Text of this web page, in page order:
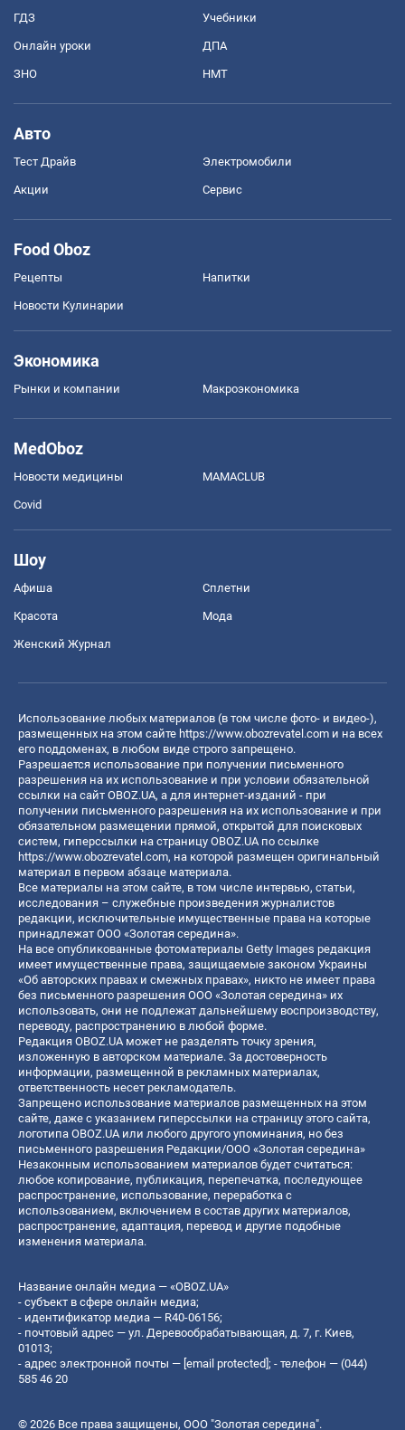
ГДЗ Учебники
Онлайн уроки ДПА
ЗНО НМТ
Авто
Тест Драйв Электромобили
Акции Сервис
Food Oboz
Рецепты Напитки
Новости Кулинарии
Экономика
Рынки и компании Mакроэкономика
MedOboz
Новости медицины MAMACLUB
Covid
Шоу
Афиша Сплетни
Красота Мода
Женский Журнал
Использование любых материалов (в том числе фото- и видео-),
размещенных на этом сайте https://www.obozrevatel.com и на всех
его поддоменах, в любом виде строго запрещено.
Разрешается использование при получении письменного
разрешения на их использование и при условии обязательной
ссылки на сайт OBOZ.UA, а для интернет-изданий - при
получении письменного разрешения на их использование и при
обязательном размещении прямой, открытой для поисковых
систем, гиперссылки на страницу OBOZ.UA по ссылке
https://www.obozrevatel.com, на которой размещен оригинальный
материал в первом абзаце материала.
Все материалы на этом сайте, в том числе интервью, статьи,
исследования – служебные произведения журналистов
редакции, исключительные имущественные права на которые
принадлежат ООО «Золотая середина».
На все опубликованные фотоматериалы Getty Images редакция
имеет имущественные права, защищаемые законом Украины
«Об авторских правах и смежных правах», никто не имеет права
без письменного разрешения ООО «Золотая середина» их
использовать, они не подлежат дальнейшему воспроизводству,
переводу, распространению в любой форме.
Редакция OBOZ.UA может не разделять точку зрения,
изложенную в авторском материале. За достоверность
информации, размещенной в рекламных материалах,
ответственность несет рекламодатель.
Запрещено использование материалов размещенных на этом
сайте, даже с указанием гиперссылки на страницу этого сайта,
логотипа OBOZ.UA или любого другого упоминания, но без
письменного разрешения Редакции/ООО «Золотая середина»
Незаконным использованием материалов будет считаться:
любое копирование, публикация, перепечатка, последующее
распространение, использование, переработка с
использованием, включением в состав других материалов,
распространение, адаптация, перевод и другие подобные
изменения материала.
Название онлайн медиа — «OBOZ.UA»
- субъект в сфере онлайн медиа;
- идентификатор медиа — R40-06156;
- почтовый адрес — ул. Деревообрабатывающая, д. 7, г. Киев,
01013;
- адрес электронной почты — [email protected]; - телефон — (044)
585 46 20
© 2026 Все права защищены, ООО "Золотая середина".